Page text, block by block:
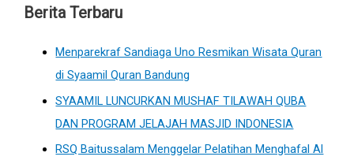
Berita Terbaru
Menparekraf Sandiaga Uno Resmikan Wisata Quran
di Syaamil Quran Bandung
SYAAMIL LUNCURKAN MUSHAF TILAWAH QUBA
DAN PROGRAM JELAJAH MASJID INDONESIA
RSQ Baitussalam Menggelar Pelatihan Menghafal Al